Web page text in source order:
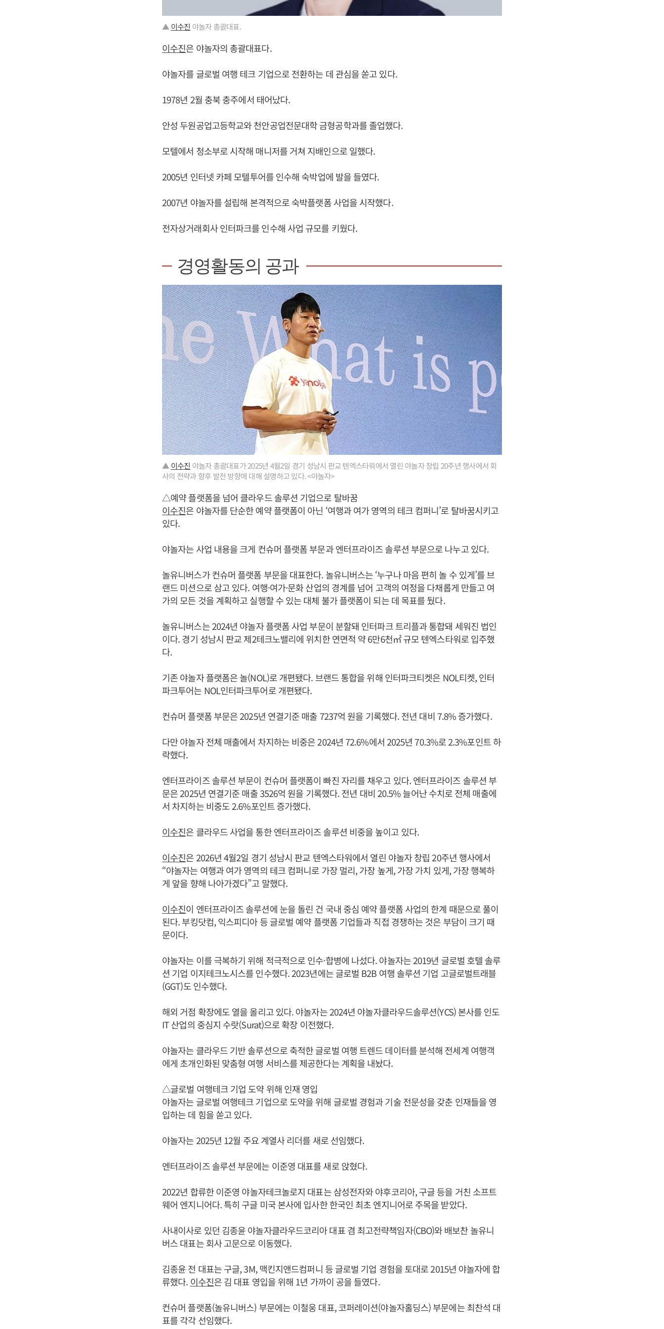
▲ 이수진 야놀자 총괄대표.
이수진은 야놀자의 총괄대표다.
야놀자를 글로벌 여행 테크 기업으로 전환하는 데 관심을 쏟고 있다.
1978년 2월 충북 충주에서 태어났다.
안성 두원공업고등학교와 천안공업전문대학 금형공학과를 졸업했다.
모텔에서 청소부로 시작해 매니저를 거쳐 지배인으로 일했다.
2005년 인터넷 카페 모텔투어를 인수해 숙박업에 발을 들였다.
2007년 야놀자를 설립해 본격적으로 숙박플랫폼 사업을 시작했다.
전자상거래회사 인터파크를 인수해 사업 규모를 키웠다.
경영활동의 공과
▲ 이수진 야놀자 총괄대표가 2025년 4월2일 경기 성남시 판교 텐엑스타워에서 열린 야놀자 창립 20주년 행사에서 회
사의 전략과 향후 발전 방향에 대해 설명하고 있다. <야놀자>
△예약 플랫폼을 넘어 클라우드 솔루션 기업으로 탈바꿈
이수진은 야놀자를 단순한 예약 플랫폼이 아닌 ‘여행과 여가 영역의 테크 컴퍼니’로 탈바꿈시키고
있다.
야놀자는 사업 내용을 크게 컨슈머 플랫폼 부문과 엔터프라이즈 솔루션 부문으로 나누고 있다.
놀유니버스가 컨슈머 플랫폼 부문을 대표한다. 놀유니버스는 ‘누구나 마음 편히 놀 수 있게’를 브
랜드 미션으로 삼고 있다. 여행·여가·문화 산업의 경계를 넘어 고객의 여정을 다채롭게 만들고 여
가의 모든 것을 계획하고 실행할 수 있는 대체 불가 플랫폼이 되는 데 목표를 뒀다.
놀유니버스는 2024년 야놀자 플랫폼 사업 부문이 분할돼 인터파크 트리플과 통합돼 세워진 법인
이다. 경기 성남시 판교 제2테크노밸리에 위치한 연면적 약 6만6천㎡ 규모 텐엑스타워로 입주했
다.
기존 야놀자 플랫폼은 놀(NOL)로 개편됐다. 브랜드 통합을 위해 인터파크티켓은 NOL티켓, 인터
파크투어는 NOL인터파크투어로 개편됐다.
컨슈머 플랫폼 부문은 2025년 연결기준 매출 7237억 원을 기록했다. 전년 대비 7.8% 증가했다.
다만 야놀자 전체 매출에서 차지하는 비중은 2024년 72.6%에서 2025년 70.3%로 2.3%포인트 하
락했다.
엔터프라이즈 솔루션 부문이 컨슈머 플랫폼이 빠진 자리를 채우고 있다. 엔터프라이즈 솔루션 부
문은 2025년 연결기준 매출 3526억 원을 기록했다. 전년 대비 20.5% 늘어난 수치로 전체 매출에
서 차지하는 비중도 2.6%포인트 증가했다.
이수진은 클라우드 사업을 통한 엔터프라이즈 솔루션 비중을 높이고 있다.
이수진은 2026년 4월2일 경기 성남시 판교 텐엑스타워에서 열린 야놀자 창립 20주년 행사에서
“야놀자는 여행과 여가 영역의 테크 컴퍼니로 가장 멀리, 가장 높게, 가장 가치 있게, 가장 행복하
게 앞을 향해 나아가겠다”고 말했다.
이수진이 엔터프라이즈 솔루션에 눈을 돌린 건 국내 중심 예약 플랫폼 사업의 한계 때문으로 풀이
된다. 부킹닷컴, 익스피디아 등 글로벌 예약 플랫폼 기업들과 직접 경쟁하는 것은 부담이 크기 때
문이다.
야놀자는 이를 극복하기 위해 적극적으로 인수·합병에 나섰다. 야놀자는 2019년 글로벌 호텔 솔루
션 기업 이지테크노시스를 인수했다. 2023년에는 글로벌 B2B 여행 솔루션 기업 고글로벌트래블
(GGT)도 인수했다.
해외 거점 확장에도 열을 올리고 있다. 야놀자는 2024년 야놀자클라우드솔루션(YCS) 본사를 인도
IT 산업의 중심지 수랏(Surat)으로 확장 이전했다.
야놀자는 클라우드 기반 솔루션으로 축적한 글로벌 여행 트렌드 데이터를 분석해 전세계 여행객
에게 초개인화된 맞춤형 여행 서비스를 제공한다는 계획을 내놨다.
△글로벌 여행테크 기업 도약 위해 인재 영입
야놀자는 글로벌 여행테크 기업으로 도약을 위해 글로벌 경험과 기술 전문성을 갖춘 인재들을 영
입하는 데 힘을 쏟고 있다.
야놀자는 2025년 12월 주요 계열사 리더를 새로 선임했다.
엔터프라이즈 솔루션 부문에는 이준영 대표를 새로 앉혔다.
2022년 합류한 이준영 야놀자테크놀로지 대표는 삼성전자와 야후코리아, 구글 등을 거친 소프트
웨어 엔지니어다. 특히 구글 미국 본사에 입사한 한국인 최초 엔지니어로 주목을 받았다.
사내이사로 있던 김종윤 야놀자클라우드코리아 대표 겸 최고전략책임자(CBO)와 배보찬 놀유니
버스 대표는 회사 고문으로 이동했다.
김종윤 전 대표는 구글, 3M, 맥킨지앤드컴퍼니 등 글로벌 기업 경험을 토대로 2015년 야놀자에 합
류했다. 이수진은 김 대표 영입을 위해 1년 가까이 공을 들였다.
컨슈머 플랫폼(놀유니버스) 부문에는 이철웅 대표, 코퍼레이션(야놀자홀딩스) 부문에는 최찬석 대
표를 각각 선임했다.